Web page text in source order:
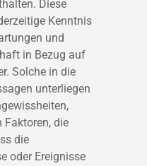
Diese
Kenntnis
und
in Bezug auf
Solche in die
unterliegen
Faktoren, die
die
oder Ereignisse